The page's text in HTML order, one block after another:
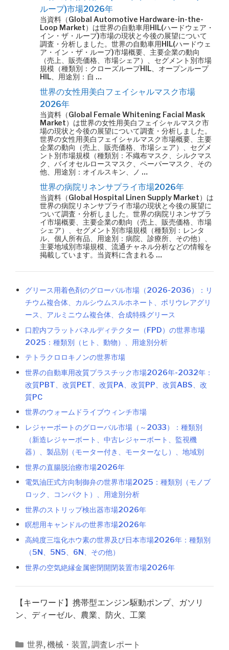
ループ)市場2026年
当資料（Global Automotive Hardware-in-the-
Loop Market）は世界の自動車用HIL(ハードウェア・
イン・ザ・ループ)市場の現状と今後の展望について
調査・分析しました。世界の自動車用HIL(ハードウェ
ア・イン・ザ・ループ)市場概要、主要企業の動向
（売上、販売価格、市場シェア）、セグメント別市場
規模（種類別：クローズループHIL、オープンループ
HIL、用途別：自 …
世界の女性用美白フェイシャルマスク市場
2026年
当資料（Global Female Whitening Facial Mask
Market）は世界の女性用美白フェイシャルマスク市
場の現状と今後の展望について調査・分析しました。
世界の女性用美白フェイシャルマスク市場概要、主要
企業の動向（売上、販売価格、市場シェア）、セグメ
ント別市場規模（種類別：不織布マスク、シルクマス
ク、バイオセルロースマスク、ペーパーマスク、その
他、用途別：オイルスキン、ノ …
世界の病院リネンサプライ市場2026年
当資料（Global Hospital Linen Supply Market）は
世界の病院リネンサプライ市場の現状と今後の展望に
ついて調査・分析しました。世界の病院リネンサプラ
イ市場概要、主要企業の動向（売上、販売価格、市場
シェア）、セグメント別市場規模（種類別：レンタ
ル、個人所有品、用途別：病院、診療所、その他）、
主要地域別市場規模、流通チャネル分析などの情報を
掲載しています。当資料に含まれる …
グリース用着色剤のグローバル市場（2026-2036）：リ
チウム複合体、カルシウムスルホネート、ポリウレアグリ
ース、アルミニウム複合体、合成特殊グリース
口腔内フラットパネルディテクター（FPD）の世界市場
2025：種類別（ヒト、動物）、用途別分析
テトラクロロキノンの世界市場
世界の自動車用改質プラスチック市場2026年-2032年：
改質PBT、改質PET、改質PA、改質PP、改質ABS、改
質PC
世界のウォームドライブウィンチ市場
レジャーボートのグローバル市場（～2033）：種類別
（新造レジャーボート、中古レジャーボート、監視機
器）、製品別（モーター付き、モーターなし）、地域別
世界の直腸脱治療市場2026年
電気油圧式方向制御弁の世界市場2025：種類別（モノブ
ロック、コンパクト）、用途別分析
世界のストリップ検出器市場2026年
瞑想用キャンドルの世界市場2026年
高純度三塩化ホウ素の世界及び日本市場2026年：種類別
（5N、5N5、6N、その他）
世界の空気絶縁金属密閉開閉装置市場2026年
【キーワード】携帯型エンジン駆動ポンプ、ガソリ
ン、ディーゼル、農業、防火、工業
カ
世界, 機械・装置, 調査レポート